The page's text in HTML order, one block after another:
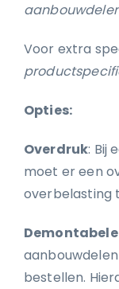
Voor extra
Opties:
Overdruk: Bij
moet er een
overbelasting
bestellen.